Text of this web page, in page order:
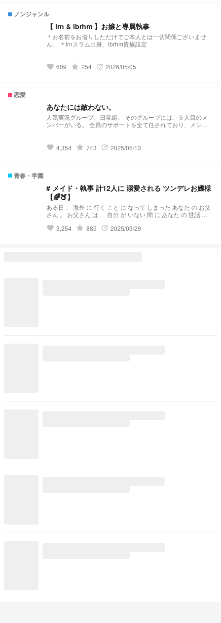
ノンジャンル
【 lrn & ibrhm 】お嬢と専属執事
＊お名前をお借りしただけでご本人とは一切関係ございませ
ん。 ＊lrnスラム出身、ibrhm貴族設定
favorite 609 grade 254 update 2026/05/05
恋愛
あなたには敵わない。
人気実況グループ、日常組。 そのグループには、５人目のメ
ンバーがいる。 全員のサポートを全て任されており、メンバ
ざいません。 妄想としてご覧下さい。
favorite 4,354 grade 743 update 2025/05/13
青春・学園
# メイド・執事 計12人に 溺愛される ツンデレお嬢様
【🌈🍑】
ある日 、 海外 に 行く こと に なって しまった あなた の お父
さん 。 お父さん は 、 自分 が いない 間 に あなた の 世話 を
な お嬢様 の 愛され 物語 です 。
favorite 3,254 grade 885 update 2025/03/29